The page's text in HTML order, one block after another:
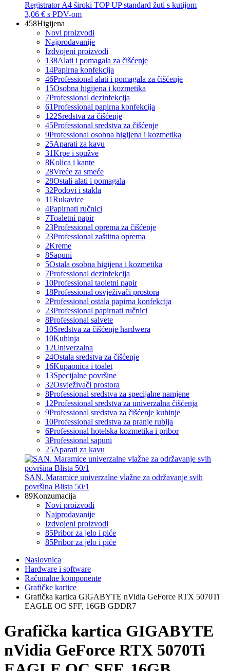
Registrator A4 široki TOP UP standard žuti s kutijom
3,06 € s PDV-om
458Higijena
Novi proizvodi
Najprodavanije
Izdvojeni proizvodi
138Alati i pomagala za čišćenje
14Papirna konfekcija
46Professional alati i pomagala za čišćenje
15Osobna higijena i kozmetika
7Professional dezinfekcija
61Professional papirna konfekcija
122Sredstva za čišćenje
45Professional sredstva za čišćenje
9Professional osobna higijena i kozmetika
25Aparati za kavu
31Krpe i spužve
8Kolica i kante
28Vreće za smeće
28Ostali alati i pomagala
32Podovi i stakla
11Rukavice
4Papirnati ručnici
7Toaletni papir
23Professional oprema za čišćenje
23Professional zaštitna oprema
2Kreme
8Sapuni
5Ostala osobna higijena i kozmetika
7Professional dezinfekcija
10Professional taoletni papir
18Professional osvježivači prostora
2Professional ostala papirna konfekcija
23Professional papirnati ručnici
8Professional salvete
10Sredstva za čišćenje hardwera
10Kuhinja
12Univerzalna
24Ostala sredstva za čišćenje
16Kupaonica i toalet
13Specijalne površine
32Osvježivači prostora
8Professional sredstva za specijalne namjene
12Professional sredstva za univerzalna čišćenja
9Professional sredstva za čišćenje kuhinje
10Professional sredstva za pranje rublja
6Professional hotelska kozmetika i pribor
3Professional sapuni
25Aparati za kavu
SAN. Maramice univerzalne vlažne za održavanje svih
površina Blista 50/1
89Konzumacija
Novi proizvodi
Najprodavanije
Izdvojeni proizvodi
85Pribor za jelo i piće
85Pribor za jelo i piće
Naslovnica
Hardware i software
Računalne komponente
Grafičke kartice
Grafička kartica GIGABYTE nVidia GeForce RTX 5070Ti
EAGLE OC SFF, 16GB GDDR7
Grafička kartica GIGABYTE
nVidia GeForce RTX 5070Ti